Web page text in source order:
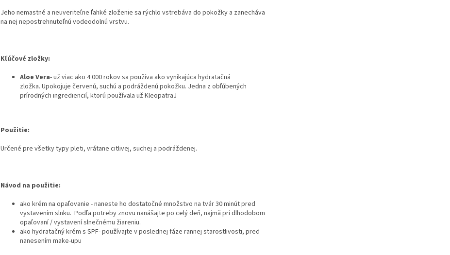
Jeho nemastné a neuveriteľne ľahké zloženie sa rýchlo vstrebáva do pokožky a zanecháva
na nej nepostrehnuteľnú vodeodolnú vrstvu.
Kľúčové zložky:
Aloe Vera- už viac ako 4 000 rokov sa používa ako vynikajúca hydratačná
zložka. Upokojuje červenú, suchú a podráždenú pokožku. Jedna z obľúbených
prírodných ingrediencií, ktorú používala už KleopatraJ
Použitie:
Určené pre všetky typy pleti, vrátane citlivej, suchej a podráždenej.
Návod na použitie:
ako krém na opaľovanie - naneste ho dostatočné množstvo na tvár 30 minút pred
vystavením slnku. Podľa potreby znovu nanášajte po celý deň, najmä pri dlhodobom
opaľovaní / vystavení slnečnému žiareniu.
ako hydratačný krém s SPF- používajte v poslednej fáze rannej starostlivosti, pred
nanesením make-upu